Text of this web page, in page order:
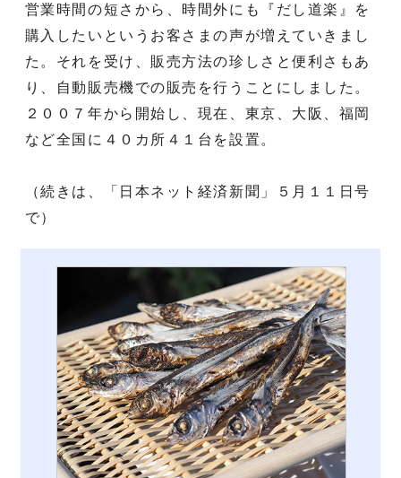
営業時間の短さから、時間外にも『だし道楽』を
購入したいというお客さまの声が増えていきまし
た。それを受け、販売方法の珍しさと便利さもあ
り、自動販売機での販売を行うことにしました。
２００７年から開始し、現在、東京、大阪、福岡
など全国に４０カ所４１台を設置。
（続きは、「日本ネット経済新聞」５月１１日号
で）